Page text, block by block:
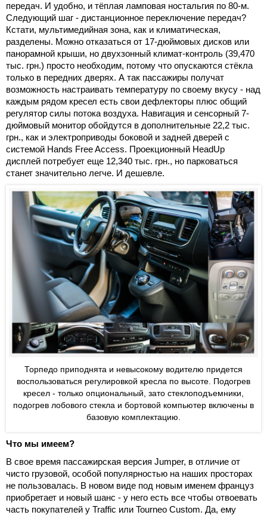
передач. И удобно, и тёплая ламповая ностальгия по 80-м.
Следующий шаг - дистанционное переключение передач?
Кстати, мультимедийная зона, как и климатическая,
разделены. Можно отказаться от 17-дюймовых дисков или
панорамной крыши, но двухзонный климат-контроль (39,470
тыс. грн.) просто необходим, потому что опускаются стёкла
только в передних дверях. А так пассажиры получат
возможность настраивать температуру по своему вкусу - над
каждым рядом кресел есть свои дефлекторы плюс общий
регулятор силы потока воздуха. Навигация и сенсорный 7-
дюймовый монитор обойдутся в дополнительные 22,2 тыс.
грн., как и электроприводы боковой и задней дверей с
системой Hands Free Access. Проекционный HeadUp
дисплей потребует еще 12,340 тыс. грн., но парковаться
станет значительно легче. И дешевле.
Торпедо приподнята и невысокому водителю придется
воспользоваться регулировкой кресла по высоте. Подогрев
кресел - только опциональный, зато стеклоподъемники,
подогрев лобового стекла и бортовой компьютер включены в
базовую комплектацию.
Что мы имеем?
В свое время пассажирская версия Jumper, в отличие от
чисто грузовой, особой популярностью на наших просторах
не пользовалась. В новом виде под новым именем француз
приобретает и новый шанс - у него есть все чтобы отвоевать
часть покупателей у Traffic или Tourneo Сustom. Да, ему